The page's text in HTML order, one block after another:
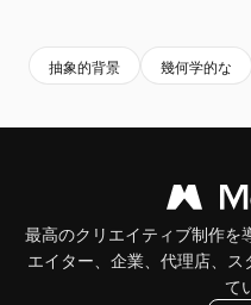
抽象的背景 幾何学的な
最高のクリエイティブ制作を
エイター、企業、代理店、
て